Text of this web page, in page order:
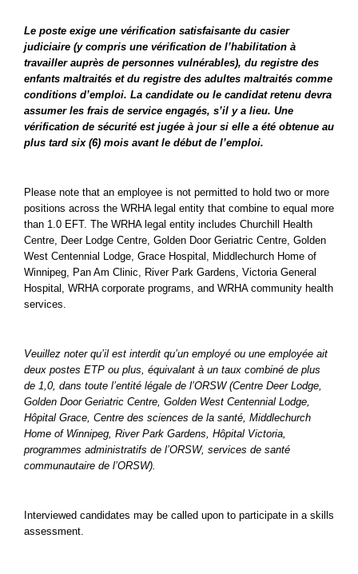
Le poste exige une vérification satisfaisante du casier
judiciaire (y compris une vérification de l’habilitation à
travailler auprès de personnes vulnérables), du registre des
enfants maltraités et du registre des adultes maltraités comme
conditions d’emploi. La candidate ou le candidat retenu devra
assumer les frais de service engagés, s’il y a lieu. Une
vérification de sécurité est jugée à jour si elle a été obtenue au
plus tard six (6) mois avant le début de l’emploi.
Please note that an employee is not permitted to hold two or more
positions across the WRHA legal entity that combine to equal more
than 1.0 EFT. The WRHA legal entity includes Churchill Health
Centre, Deer Lodge Centre, Golden Door Geriatric Centre, Golden
West Centennial Lodge, Grace Hospital, Middlechurch Home of
Winnipeg, Pan Am Clinic, River Park Gardens, Victoria General
Hospital, WRHA corporate programs, and WRHA community health
services.
Veuillez noter qu’il est interdit qu’un employé ou une employée ait
deux postes ETP ou plus, équivalant à un taux combiné de plus
de 1,0, dans toute l’entité légale de l’ORSW (Centre Deer Lodge,
Golden Door Geriatric Centre, Golden West Centennial Lodge,
Hôpital Grace, Centre des sciences de la santé, Middlechurch
Home of Winnipeg, River Park Gardens, Hôpital Victoria,
programmes administratifs de l’ORSW, services de santé
communautaire de l’ORSW).
Interviewed candidates may be called upon to participate in a skills
assessment.